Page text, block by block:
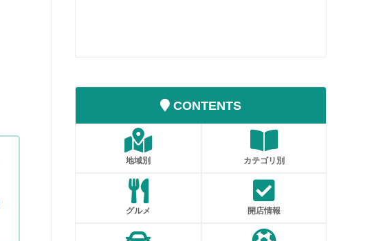
CONTENTS
地域別 カテゴリ別
グルメ 開店情報